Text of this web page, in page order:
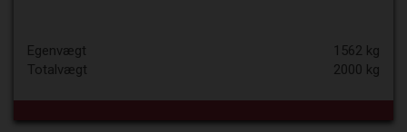
Egenvægt
1562 kg
Totalvægt
2000 kg